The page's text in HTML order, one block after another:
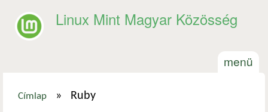
Linux Mint Magyar Közösség
menü
Címlap » Ruby